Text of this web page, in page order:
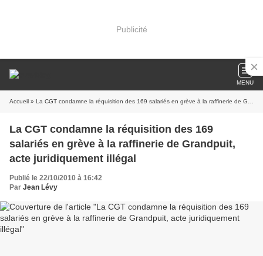
Publicité
MENU
Accueil » La CGT condamne la réquisition des 169 salariés en grève à la raffinerie de Grandpuit, acte juridiquement illégal
La CGT condamne la réquisition des 169
salariés en grève à la raffinerie de Grandpuit,
acte juridiquement illégal
Publié le 22/10/2010 à 16:42
Par Jean Lévy